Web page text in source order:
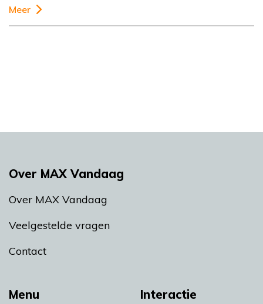
Meer
Menu Interactie
Over MAX Vandaag
Over MAX Vandaag
Veelgestelde vragen
Contact